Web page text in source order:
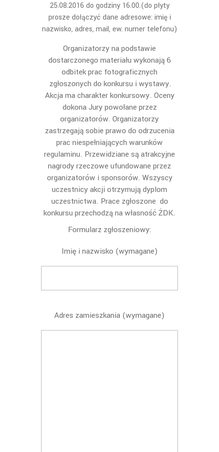
25.08.2016 do godziny 16.00.(do płyty
prosze dołączyć dane adresowe: imię i
nazwisko, adres, mail, ew. numer telefonu)
Organizatorzy na podstawie
dostarczonego materiału wykonają 6
odbitek prac fotograficznych
zgłoszonych do konkursu i wystawy.
Akcja ma charakter konkursowy. Oceny
dokona Jury powołane przez
organizatorów. Organizatorzy
zastrzegają sobie prawo do odrzucenia
prac niespełniających warunków
regulaminu. Przewidziane są atrakcyjne
nagrody rzeczowe ufundowane przez
organizatorów i sponsorów. Wszyscy
uczestnicy akcji otrzymują dyplom
uczestnictwa. Prace zgłoszone do
konkursu przechodzą na własność ŻDK.
Formularz zgłoszeniowy:
Imię i nazwisko (wymagane)
Adres zamieszkania (wymagane)